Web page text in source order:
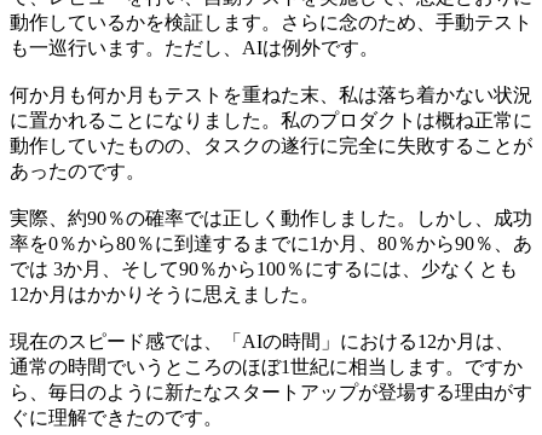
動作しているかを検証します。さらに念のため、手動テスト
も一巡行います。ただし、AIは例外です。
何か月も何か月もテストを重ねた末、私は落ち着かない状況
に置かれることになりました。私のプロダクトは概ね正常に
動作していたものの、タスクの遂行に完全に失敗することが
あったのです。
実際、約90％の確率では正しく動作しました。しかし、成功
率を0％から80％に到達するまでに1か月、80％から90％、あ
では 3か月、そして90％から100％にするには、少なくとも
12か月はかかりそうに思えました。
現在のスピード感では、「AIの時間」における12か月は、
通常の時間でいうところのほぼ1世紀に相当します。ですか
ら、毎日のように新たなスタートアップが登場する理由がす
ぐに理解できたのです。